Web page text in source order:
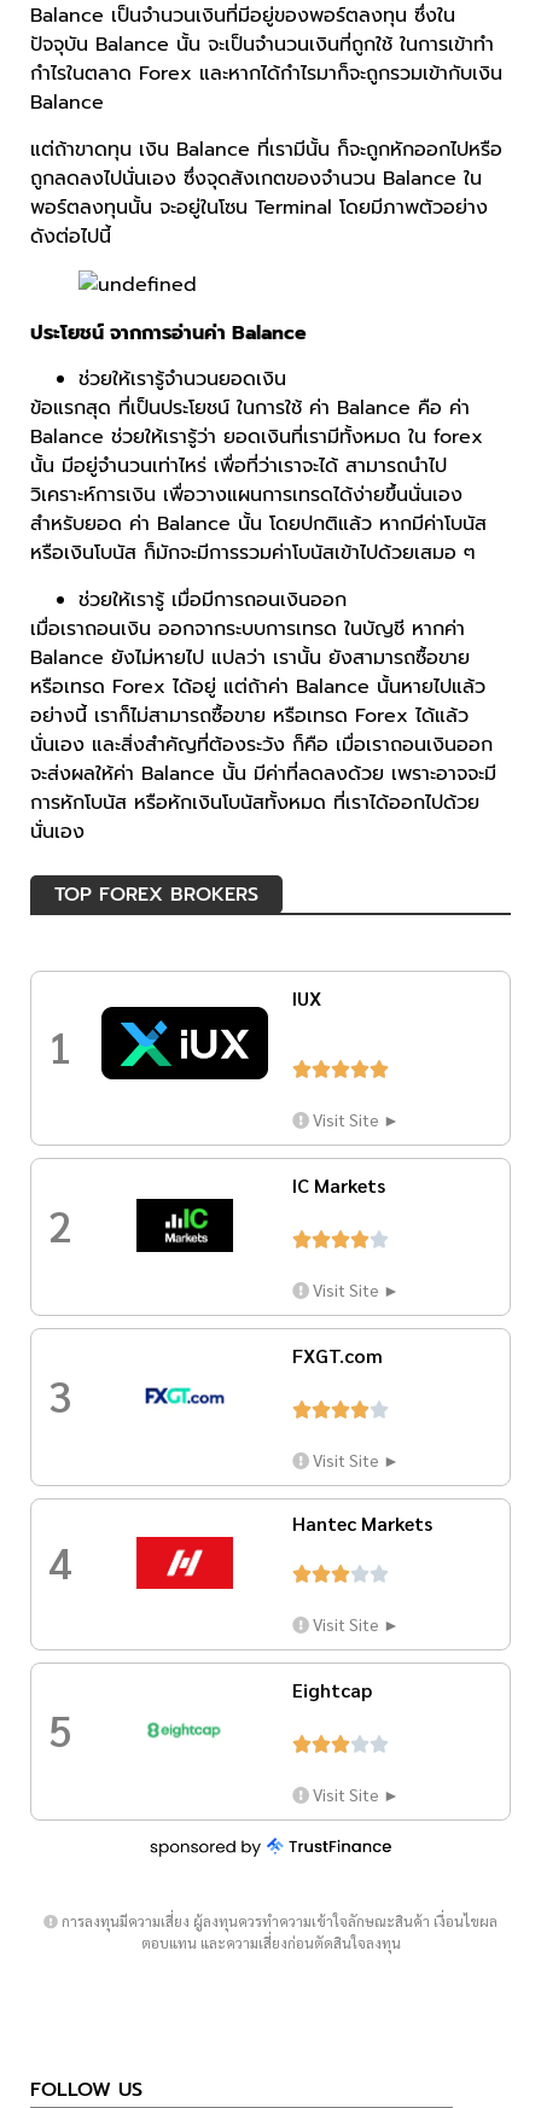
Balance เป็นจำนวนเงินที่มีอยู่ของพอร์ตลงทุน ซึ่งใน
ปัจจุบัน Balance นั้น จะเป็นจำนวนเงินที่ถูกใช้ ในการเข้าทำ
กำไรในตลาด Forex และหากได้กำไรมาก็จะถูกรวมเข้ากับเงิน
Balance
แต่ถ้าขาดทุน เงิน Balance ที่เรามีนั้น ก็จะถูกหักออกไปหรือ
ถูกลดลงไปนั่นเอง ซึ่งจุดสังเกตของจำนวน Balance ใน
พอร์ตลงทุนนั้น จะอยู่ในโซน Terminal โดยมีภาพตัวอย่าง
ดังต่อไปนี้
ประโยชน์ จากการอ่านค่า Balance
ช่วยให้เรารู้จำนวนยอดเงิน
ข้อแรกสุด ที่เป็นประโยชน์ ในการใช้ ค่า Balance คือ ค่า
Balance ช่วยให้เรารู้ว่า ยอดเงินที่เรามีทั้งหมด ใน forex
นั้น มีอยู่จำนวนเท่าไหร่ เพื่อที่ว่าเราจะได้ สามารถนำไป
วิเคราะห์การเงิน เพื่อวางแผนการเทรดได้ง่ายขึ้นนั่นเอง
สำหรับยอด ค่า Balance นั้น โดยปกติแล้ว หากมีค่าโบนัส
หรือเงินโบนัส ก็มักจะมีการรวมค่าโบนัสเข้าไปด้วยเสมอ ๆ
ช่วยให้เรารู้ เมื่อมีการถอนเงินออก
เมื่อเราถอนเงิน ออกจากระบบการเทรด ในบัญชี หากค่า
Balance ยังไม่หายไป แปลว่า เรานั้น ยังสามารถซื้อขาย
หรือเทรด Forex ได้อยู่ แต่ถ้าค่า Balance นั้นหายไปแล้ว
อย่างนี้ เราก็ไม่สามารถซื้อขาย หรือเทรด Forex ได้แล้ว
นั่นเอง และสิ่งสำคัญที่ต้องระวัง ก็คือ เมื่อเราถอนเงินออก
จะส่งผลให้ค่า Balance นั้น มีค่าที่ลดลงด้วย เพราะอาจจะมี
การหักโบนัส หรือหักเงินโบนัสทั้งหมด ที่เราได้ออกไปด้วย
นั่นเอง
TOP FOREX BROKERS
1
IUX

Visit Site ►
2
IC Markets

Visit Site ►
3
FXGT.com

Visit Site ►
4
Hantec Markets

Visit Site ►
5
Eightcap

Visit Site ►
การลงทุนมีความเสี่ยง ผู้ลงทุนควรทำความเข้าใจลักษณะสินค้า เงื่อนไขผล
ตอบแทน และความเสี่ยงก่อนตัดสินใจลงทุน
FOLLOW US